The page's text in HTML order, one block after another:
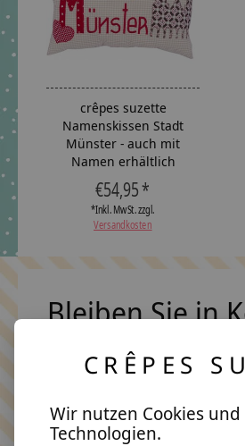
crêpes suzette
Namenskissen Stadt
Münster - auch mit
Namen erhältlich
€54,95 *
*Inkl. MwSt. zzgl.
Versandkosten
Bleiben Sie in
Keine Sorge, wir
CRÊPES
Wir nutzen Cookies
Technologien.